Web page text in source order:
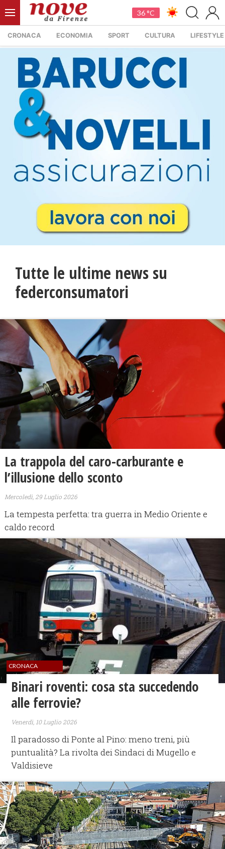
36 °C
CRONACA ECONOMIA SPORT CULTURA LIFESTYLE
Tutte le ultime news su
federconsumatori
​La trappola del caro-carburante e
l’illusione dello sconto
Mercoledì, 29 Luglio 2026
La tempesta perfetta: tra guerra in Medio Oriente e
caldo record
CRONACA
​Binari roventi: cosa sta succedendo
alle ferrovie?
Venerdì, 10 Luglio 2026
Il paradosso di Ponte al Pino: meno treni, più
puntualità? La rivolta dei Sindaci di Mugello e
Valdisieve